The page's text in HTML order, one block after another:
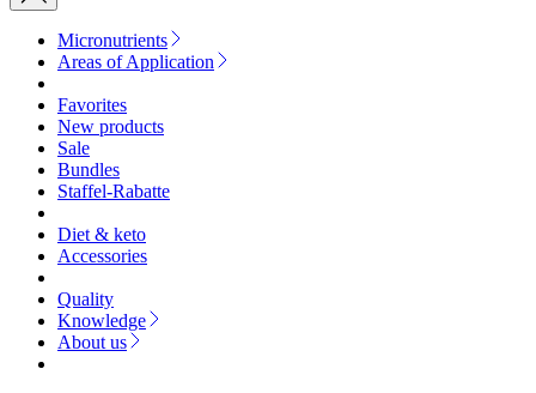
Micronutrients
Areas of Application
Favorites
New products
Sale
Bundles
Staffel-Rabatte
Diet & keto
Accessories
Quality
Knowledge
About us